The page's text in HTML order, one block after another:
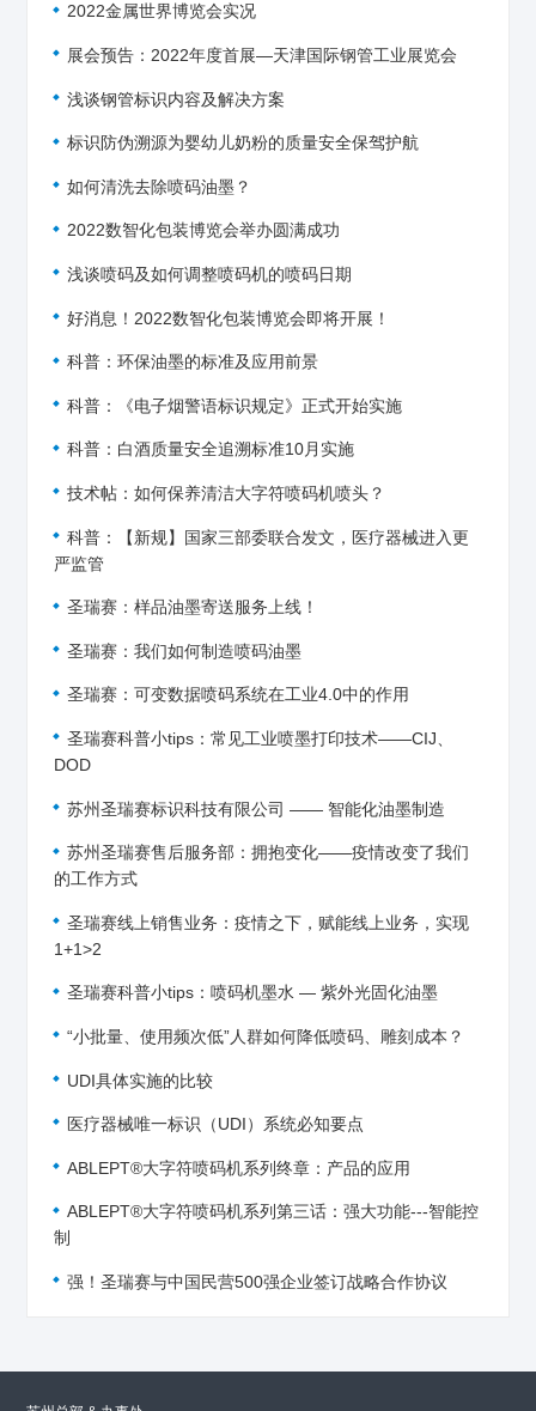
2022金属世界博览会实况
展会预告：2022年度首展—天津国际钢管工业展览会
浅谈钢管标识内容及解决方案
标识防伪溯源为婴幼儿奶粉的质量安全保驾护航
如何清洗去除喷码油墨？
2022数智化包装博览会举办圆满成功
浅谈喷码及如何调整喷码机的喷码日期
好消息！2022数智化包装博览会即将开展！
科普：环保油墨的标准及应用前景
科普：《电子烟警语标识规定》正式开始实施
科普：白酒质量安全追溯标准10月实施
技术帖：如何保养清洁大字符喷码机喷头？
科普：【新规】国家三部委联合发文，医疗器械进入更
严监管
圣瑞赛：样品油墨寄送服务上线！
圣瑞赛：我们如何制造喷码油墨
圣瑞赛：可变数据喷码系统在工业4.0中的作用
圣瑞赛科普小tips：常见工业喷墨打印技术——CIJ、
DOD
苏州圣瑞赛标识科技有限公司 —— 智能化油墨制造
苏州圣瑞赛售后服务部：拥抱变化——疫情改变了我们
的工作方式
圣瑞赛线上销售业务：疫情之下，赋能线上业务，实现
1+1>2
圣瑞赛科普小tips：喷码机墨水 — 紫外光固化油墨
“小批量、使用频次低”人群如何降低喷码、雕刻成本？
UDI具体实施的比较
医疗器械唯一标识（UDI）系统必知要点
ABLEPT®大字符喷码机系列终章：产品的应用
ABLEPT®大字符喷码机系列第三话：强大功能---智能控
制
强！圣瑞赛与中国民营500强企业签订战略合作协议